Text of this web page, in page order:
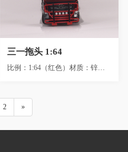
三一拖头 1:64
比例：1:64（红色）材质：锌合金+ABS+PVC +GP（650G）尺寸：11X4X6cm包装：发...
2 »